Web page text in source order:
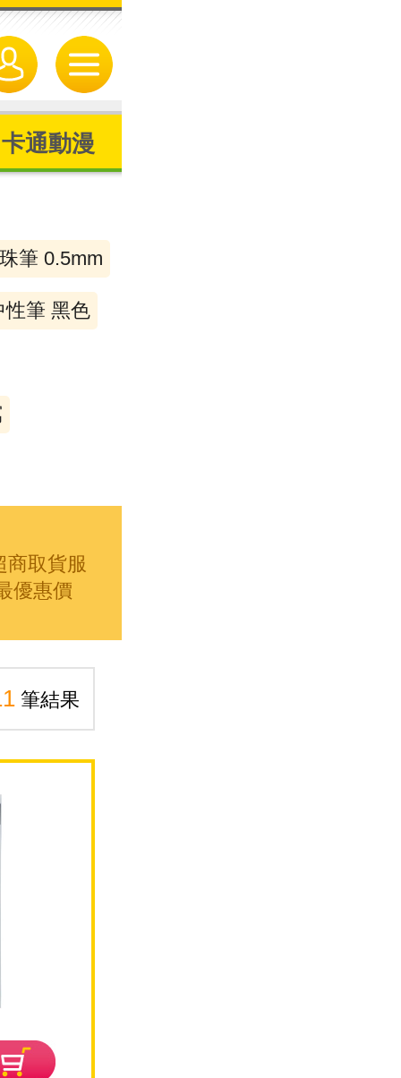
卡通動漫
筆 0.5mm
性筆 黑色
商取貨服
優惠價
筆結果